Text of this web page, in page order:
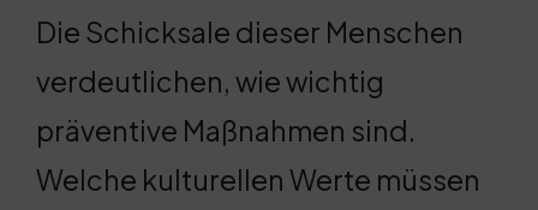
Die Schicksale dieser Menschen
verdeutlichen, wie wichtig
präventive Maßnahmen sind.
Welche kulturellen Werte müssen